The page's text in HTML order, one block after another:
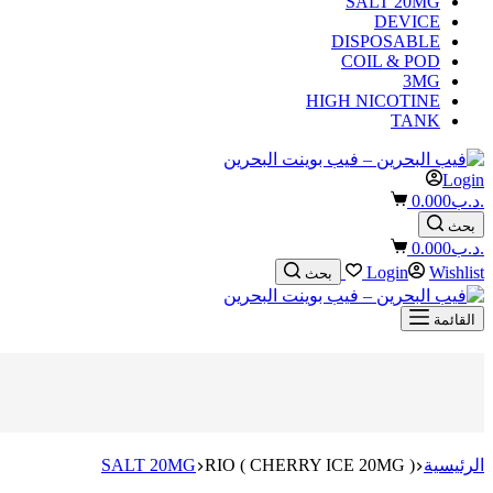
DEVICE
DISPOSABLE
COIL & POD
3MG
HIGH NICOTINE
TANK
Login
Shopping
cart
.د.ب0.000
بحث
Shopping
cart
.د.ب0.000
Login
Wishlist بحث
القائمة
الرئيسية SALT 20MG RIO ( CHERRY ICE 20MG )